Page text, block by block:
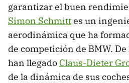
garantizar el buen
Simon Schmittes un
aerodinámica que ha
de competición de BMW.
han llegado Claus-Dieter
de la dinámica de sus